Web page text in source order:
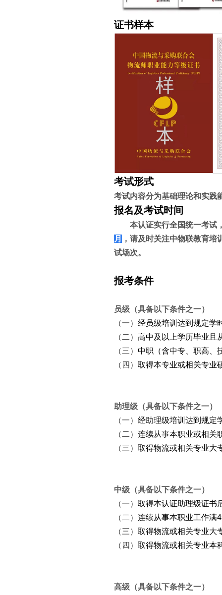
证书样本
考试形式
考试内容分为基础理论和实践
报名及考试时间
本认证实行全国统一考试
月
，请及时关注中物联教育
试场次。
报考条件
员级（具备以下条件之一）
（一） 经员级培训达到规定学
（二） 高中及以上学历毕业且
（三） 中职（含中专、职高、
（四） 取得本专业或相关专业
助理级（具备以下条件之一）
（一） 经助理级培训达到规定
（二） 连续从事本职业或相关
（三） 取得物流或相关专业大
中级（具备以下条件之一）
（一） 取得本认证助理级证书
（二） 连续从事本职业工作满
（三） 取得物流或相关专业大
（四） 取得物流或相关专业本
高级（具备以下条件之一）